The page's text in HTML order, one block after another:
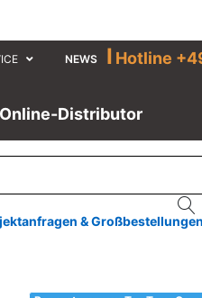
NEWS I Hotline
Distributor
& Großbestellungen